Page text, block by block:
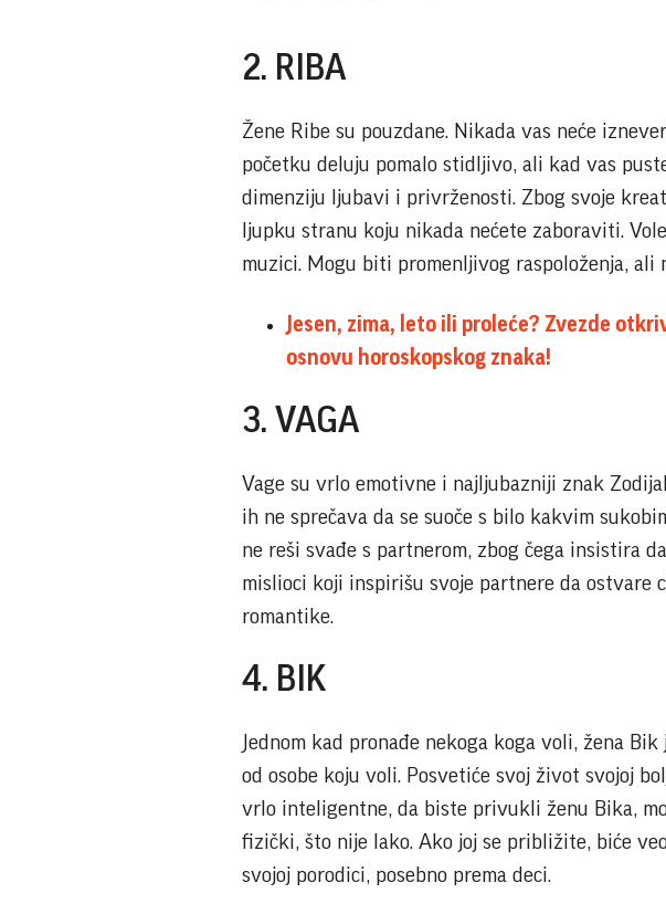
2. RIBA
Žene Ribe su pouzdane. Nikada vas neće
početku deluju pomalo stidljivo, ali kad vas
dimenziju ljubavi i privrženosti. Zbog svoje
ljupku stranu koju nikada nećete zaboraviti.
muzici. Mogu biti promenljivog raspoloženja,
Jesen, zima, leto ili proleće? Zvezde
osnovu horoskopskog znaka!
3. VAGA
Vage su vrlo emotivne i najljubazniji znak
ih ne sprečava da se suoče s bilo kakvim
ne reši svađe s partnerom, zbog čega insistira
mislioci koji inspirišu svoje partnere da ostvare
romantike.
4. BIK
Jednom kad pronađe nekoga koga voli, žena
od osobe koju voli. Posvetiće svoj život svojoj
vrlo inteligentne, da biste privukli ženu Bika,
fizički, što nije lako. Ako joj se približite, biće
svojoj porodici, posebno prema deci.